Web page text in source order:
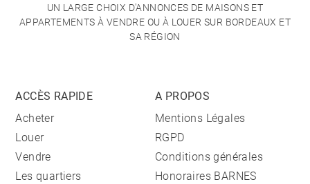
UN LARGE CHOIX D'ANNONCES DE MAISONS ET
APPARTEMENTS À VENDRE OU À LOUER SUR BORDEAUX ET
SA RÉGION
ACCÈS RAPIDE
Acheter
Louer
Vendre
Les quartiers
A PROPOS
Mentions Légales
RGPD
Conditions générales
Honoraires BARNES